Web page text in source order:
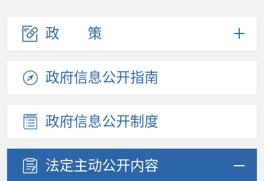
政策
政府信息公开指南
政府信息公开制度
法定主动公开内容